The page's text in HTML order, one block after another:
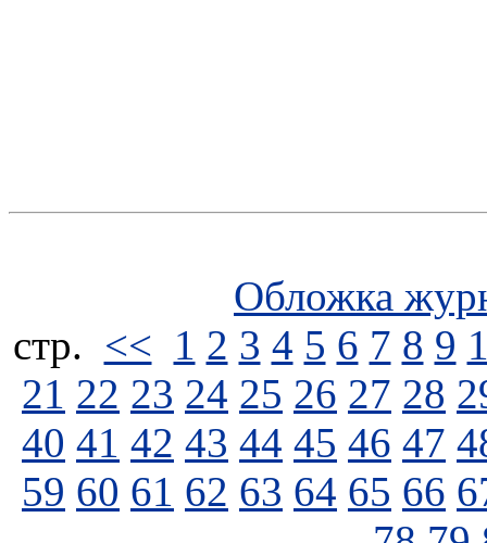
Обложка
стp. << 1 2 3 4 5 6 7 8 9
21 22 23 24 25 26 27 28
40 41 42 43 44 45 46 47
59 60 61 62 63 64 65 66